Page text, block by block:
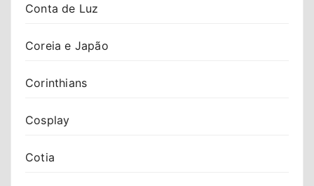
Conta de Luz
Coreia e Japão
Corinthians
Cosplay
Cotia